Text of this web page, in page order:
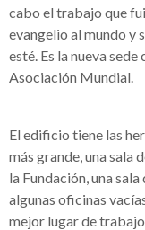
cabo el trabajo que
evangelio al mundo y
esté. Es la nueva
Asociación Mundial.
El edificio tiene las
más grande, una sala
la Fundación, una
algunas oficinas
mejor lugar de